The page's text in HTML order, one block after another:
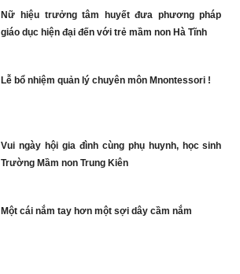
Nữ hiệu trưởng tâm huyết đưa phương pháp
giáo dục hiện đại đến với trẻ mầm non Hà Tĩnh
Lễ bổ nhiệm quản lý chuyên môn Mnontessori !
Vui ngày hội gia đình cùng phụ huynh, học sinh
Trường Mầm non Trung Kiên
Một cái nắm tay hơn một sợi dây cầm nắm